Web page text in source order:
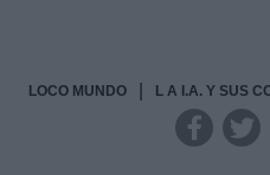
LOCO MUNDO L A I.A. Y SUS